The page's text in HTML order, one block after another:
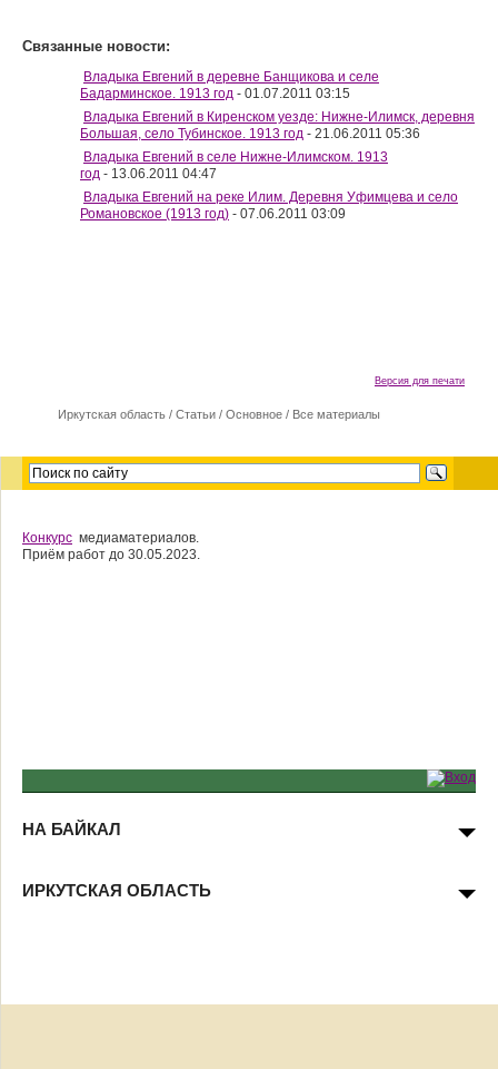
Связанные новости:
Владыка Евгений в деревне Банщикова и селе
Бадарминское. 1913 год - 01.07.2011 03:15
Владыка Евгений в Киренском уезде: Нижне-Илимск, деревня
Большая, село Тубинское. 1913 год - 21.06.2011 05:36
Владыка Евгений в селе Нижне-Илимском. 1913
год - 13.06.2011 04:47
Владыка Евгений на реке Илим. Деревня Уфимцева и село
Романовское (1913 год) - 07.06.2011 03:09
Версия для печати
Иркутская область / Cтатьи / Основное / Все материалы
Конкурс медиаматериалов.
Приём работ до 30.05.2023.
НА БАЙКАЛ
ИРКУТСКАЯ ОБЛАСТЬ